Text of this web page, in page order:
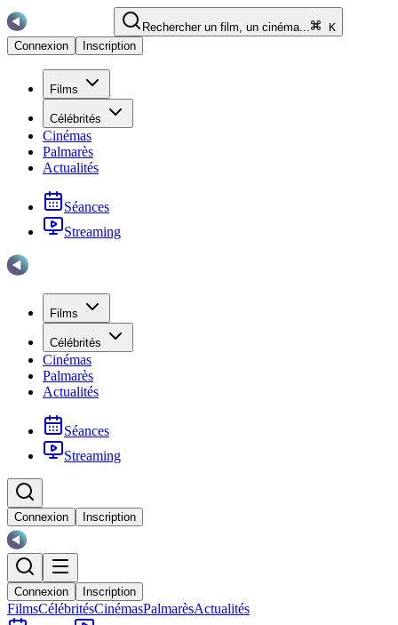
Rechercher un film, un cinéma...
K
Connexion
Inscription
Films
Célébrités
Cinémas
Palmarès
Actualités
Séances
Streaming
Films
Célébrités
Cinémas
Palmarès
Actualités
Séances
Streaming
Connexion Inscription
Connexion Inscription
FilmsCélébritésCinémasPalmarèsActualités